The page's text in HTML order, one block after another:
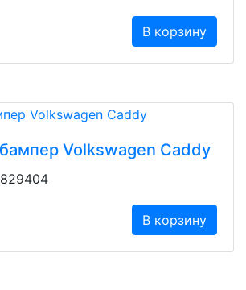
В корзину
Volkswagen Caddy
В корзину